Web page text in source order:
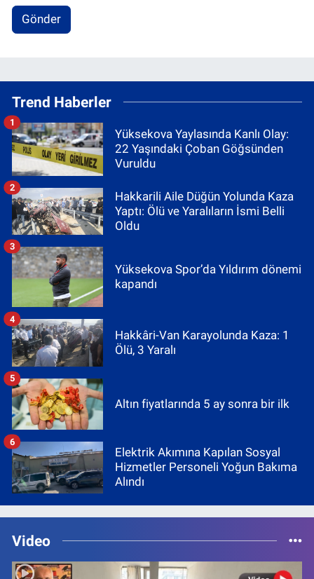
Gönder
Trend Haberler
Yüksekova Yaylasında Kanlı Olay:
22 Yaşındaki Çoban Göğsünden
Vuruldu
1
Hakkarili Aile Düğün Yolunda Kaza
Yaptı: Ölü ve Yaralıların İsmi Belli
Oldu
2
Yüksekova Spor’da Yıldırım dönemi
kapandı
3
Hakkâri-Van Karayolunda Kaza: 1
Ölü, 3 Yaralı
4
Altın fiyatlarında 5 ay sonra bir ilk
5
Elektrik Akımına Kapılan Sosyal
Hizmetler Personeli Yoğun Bakıma
Alındı
6
Video